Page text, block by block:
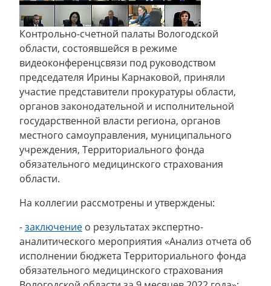
Контрольно-счетной палаты Вологодской
области, состоявшейся в режиме
видеоконференцсвязи под руководством
председателя Ирины Карнаковой, приняли
участие представители прокуратуры области,
органов законодательной и исполнительной
государственной власти региона, органов
местного самоуправления, муниципального
учреждения, Территориального фонда
обязательного медицинского страхования
области.
На коллегии рассмотрены и утверждены:
-заключение о результатах экспертно-
аналитического мероприятия «Анализ отчета об
исполнении бюджета Территориального фонда
обязательного медицинского страхования